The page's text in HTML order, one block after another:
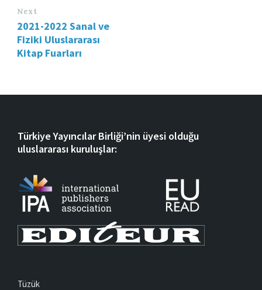
Next
2021-2022 Sanal ve
Fiziki Uluslararası
Kitap Fuarları
Türkiye Yayıncılar Birliği’nin üyesi olduğu
uluslararası kuruluşlar:
Tüzük